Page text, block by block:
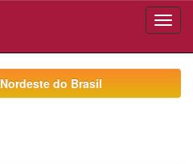
do Brasil